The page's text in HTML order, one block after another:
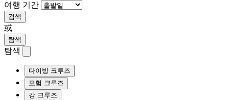
여행 기간
검색
或
탐색
탐색
다이빙 크루즈
모험 크루즈
강 크루즈